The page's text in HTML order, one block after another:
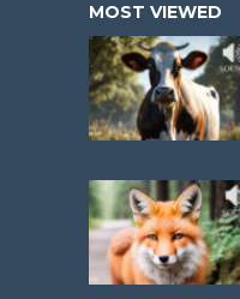
MOST VIEWED